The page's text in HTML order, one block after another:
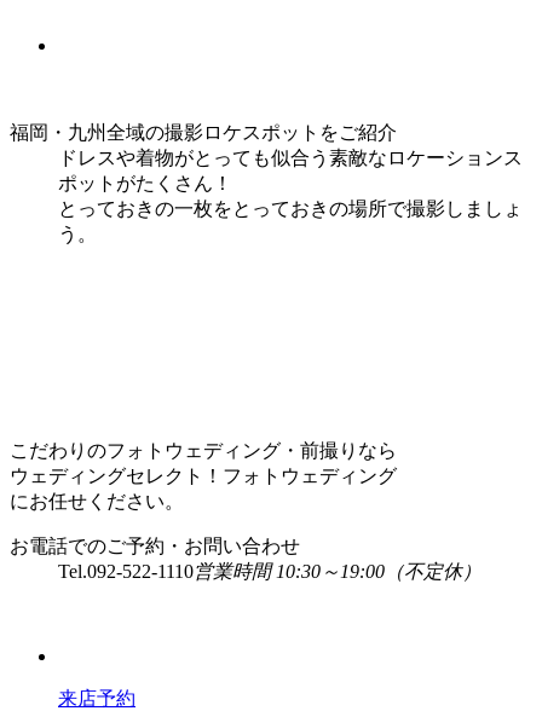
福岡・九州全域の撮影ロケスポットをご紹介
ドレスや着物がとっても似合う素敵なロケーションス
ポットがたくさん！
とっておきの一枚をとっておきの場所で撮影しましょ
う。
こだわりのフォトウェディング・前撮りなら
ウェディングセレクト！フォトウェディング
にお任せください。
お電話でのご予約・お問い合わせ
Tel.092-522-1110営業時間 10:30～19:00（不定休）
来店予約